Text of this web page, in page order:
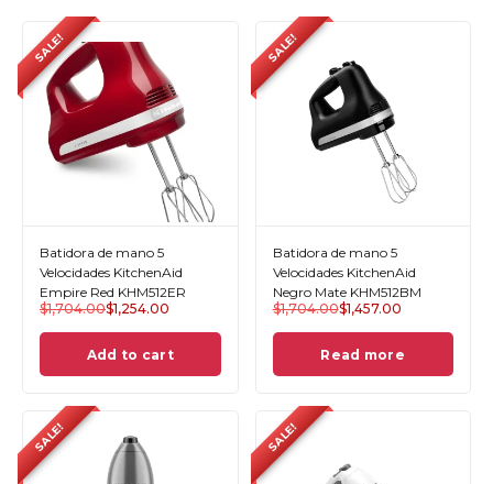
SALE!
Batidora de mano 5
Velocidades KitchenAid
Empire Red KHM512ER
$1,704.00$1,254.00
Add to cart
SALE!
Batidora de mano 5
Velocidades KitchenAid
Negro Mate KHM512BM
$1,704.00$1,457.00
Read more
SALE! SALE!